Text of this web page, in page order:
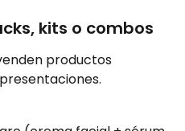
kits o combos
productos